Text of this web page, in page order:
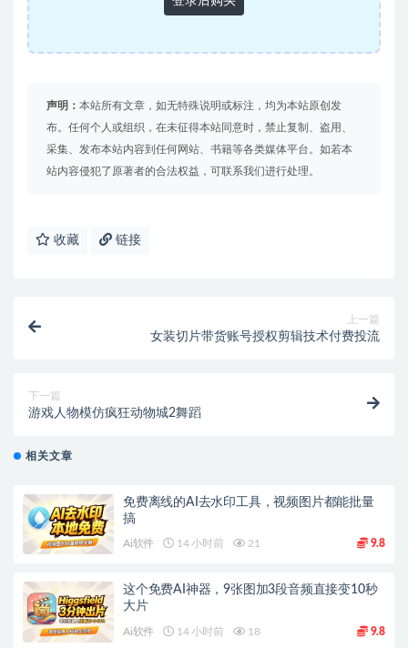
声明： 本站所有文章，如无特殊说明或标注，均为本站原创发
布。任何个人或组织，在未征得本站同意时，禁止复制、盗用、
采集、发布本站内容到任何网站、书籍等各类媒体平台。如若本
站内容侵犯了原著者的合法权益，可联系我们进行处理。
收藏 链接
上一篇
女装切片带货账号授权剪辑技术付费投流
下一篇
游戏人物模仿疯狂动物城2舞蹈
相关文章
免费离线的AI去水印工具，视频图片都能批量
搞
Ai软件 14 小时前 21 9.8
这个免费AI神器，9张图加3段音频直接变10秒
大片
Ai软件 14 小时前 18 9.8